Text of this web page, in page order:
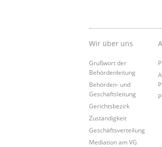
Wir über uns
Grußwort der
Behördenleitung
Behörden- und
Geschäftsleitung
Gerichtsbezirk
Zuständigkeit
Geschäftsverteilung
Mediation am VG